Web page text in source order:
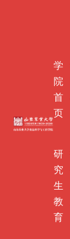
学
院
首
页
研
究
生
教
育